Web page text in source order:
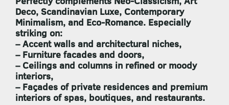
Deco, Scandinavian Luxe, Contemporary
Minimalism, and Eco-Romance. Especially
striking on:
– Accent walls and architectural niches,
– Furniture facades and doors,
– Ceilings and columns in refined or moody
interiors,
– Façades of private residences and premium
interiors of spas, boutiques, and restaurants.